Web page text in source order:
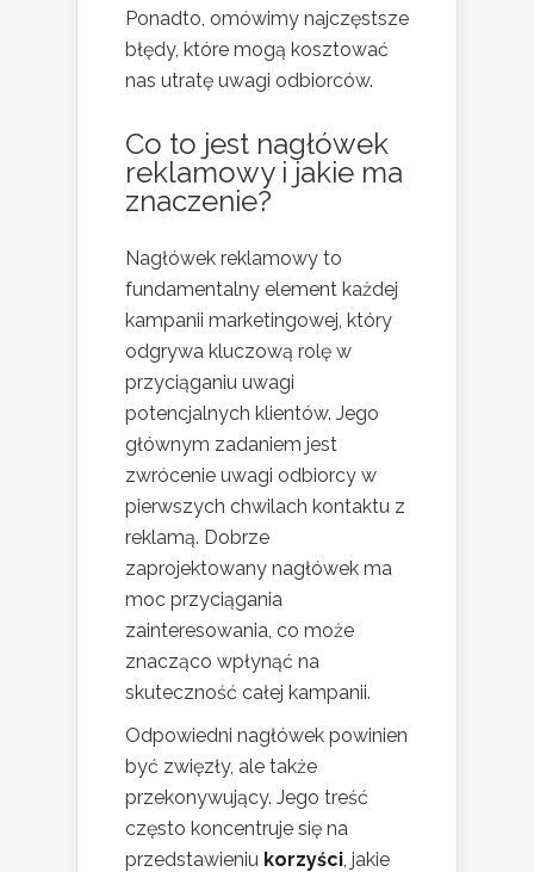
Ponadto, omówimy najczęstsze
błędy, które mogą kosztować
nas utratę uwagi odbiorców.
Co to jest nagłówek
reklamowy i jakie ma
znaczenie?
Nagłówek reklamowy to
fundamentalny element każdej
kampanii marketingowej, który
odgrywa kluczową rolę w
przyciąganiu uwagi
potencjalnych klientów. Jego
głównym zadaniem jest
zwrócenie uwagi odbiorcy w
pierwszych chwilach kontaktu z
reklamą. Dobrze
zaprojektowany nagłówek ma
moc przyciągania
zainteresowania, co może
znacząco wpłynąć na
skuteczność całej kampanii.
Odpowiedni nagłówek powinien
być zwięzły, ale także
przekonywujący. Jego treść
często koncentruje się na
przedstawieniu korzyści , jakie